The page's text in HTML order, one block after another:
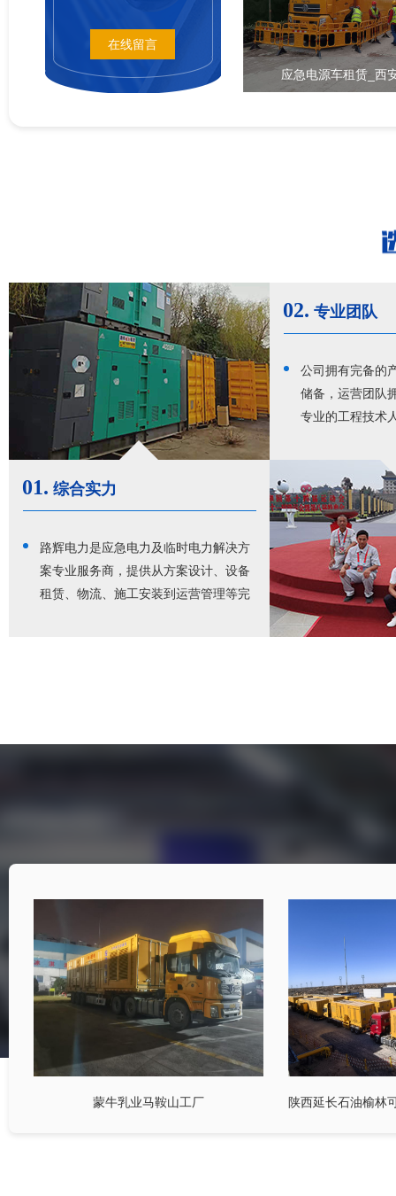
在线留言
应急电源车租赁_西
01. 综合实力
路辉电力是应急电力及临时电力解决方
案专业服务商，提供从方案设计、设备
租赁、物流、施工安装到运营管理等完
02. 专业团队
公司拥有完备的
储备，运营团队
专业的工程技术
蒙牛乳业马鞍山工厂